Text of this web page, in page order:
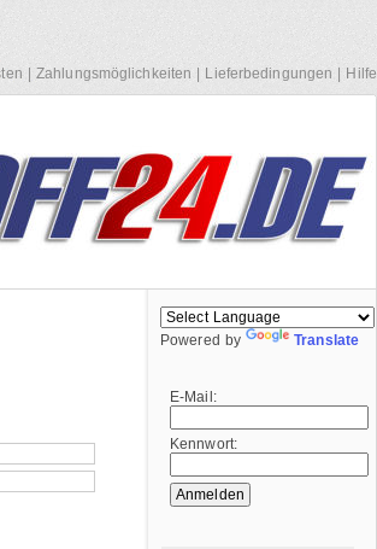
|Zahlungsmöglichkeiten Lieferbedingungen Hilfe
Powered by Translate
E-Mail:
Kennwort: